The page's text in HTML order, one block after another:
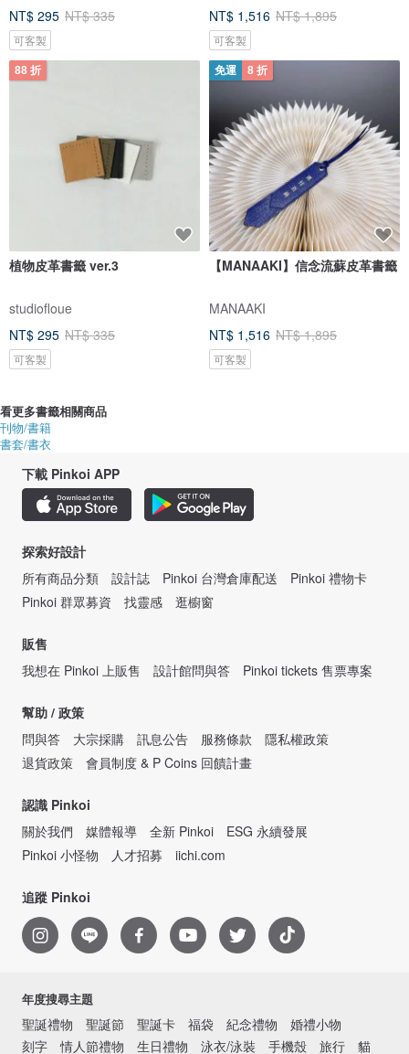
NT$ 295 NT$ 335
可客製
NT$ 1,516 NT$ 1,895
可客製
88 折
植物皮革書籤 ver.3
studiofloue
NT$ 295 NT$ 335
可客製
免運 8 折
【MANAAKI】信念流蘇皮革書籤
MANAAKI
NT$ 1,516 NT$ 1,895
可客製
看更多書籤相關商品
刊物/書籍
書套/書衣
下載 Pinkoi APP
探索好設計
所有商品分類
設計誌 Pinkoi 台灣倉庫配送
Pinkoi 禮物卡
Pinkoi 群眾募資
找靈感 逛櫥窗
販售
我想在 Pinkoi 上販售
設計館問與答 Pinkoi tickets 售票專案
幫助 / 政策
問與答
大宗採購 訊息公告 服務條款
隱私權政策
退貨政策
會員制度 & P Coins 回饋計畫
認識 Pinkoi
關於我們
媒體報導 全新 Pinkoi
ESG 永續發展
Pinkoi 小怪物
人才招募 iichi.com
追蹤 Pinkoi
年度搜尋主題
聖誕禮物 聖誕節 聖誕卡 福袋 紀念禮物
婚禮小物
刻字
情人節禮物 生日禮物 泳衣/泳裝 手機殼 旅行 貓